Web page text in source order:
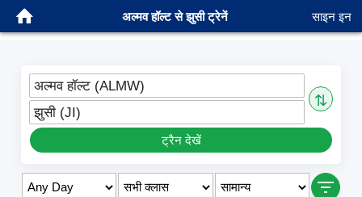
अल्मव हॉल्ट से झुसी ट्रेनें साइन इन
अल्मव हॉल्ट (ALMW)
⇅
झुसी (JI)
ट्रैन देखें